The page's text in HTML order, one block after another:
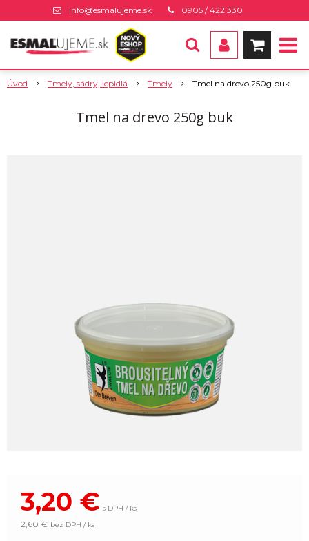
info@esmalujeme.sk 0905 / 422 330
Úvod Tmely, sádry, lepidlá Tmely Tmel na drevo 250g buk
Tmel na drevo 250g buk
3,20 € s DPH / ks
2,60 € bez DPH / ks